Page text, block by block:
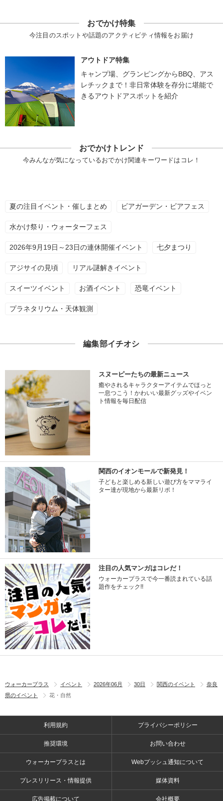
おでかけ特集
今注目のスポットや話題のアクティビティ情報をお届け
アウトドア特集
キャンプ場、グランピングからBBQ、アス
レチックまで！非日常体験を存分に堪能で
きるアウトドアスポットを紹介
おでかけトレンド
今みんなが気になっているおでかけ関連キーワードはコレ！
夏の注目イベント・催しまとめ ビアガーデン・ビアフェス
水かけ祭り・ウォーターフェス
2026年9月19日～23日の連休開催イベント 七夕まつり
アジサイの見頃 リアル謎解きイベント
スイーツイベント お酒イベント 恐竜イベント
プラネタリウム・天体観測
編集部イチオシ
スヌーピーたちの最新ニュース
癒やされるキャラクターアイテムでほっと
一息つこう！かわいい最新グッズやイベン
ト情報を毎日配信
関西のイオンモールで新発見！
子どもと楽しめる新しい遊び方をママライ
ター達が現地から最新リポ！
注目の人気マンガはコレだ！
ウォーカープラスで今一番読まれている話
題作をチェック!!
ウォーカープラス イベント 2026年06月 30日 関西のイベント
奈良
県のイベント
花・自然
利用規約 プライバシーポリシー
推奨環境 お問い合わせ
ウォーカープラスとは Webプッシュ通知について
プレスリリース・情報提供 媒体資料
広告掲載について 会社概要